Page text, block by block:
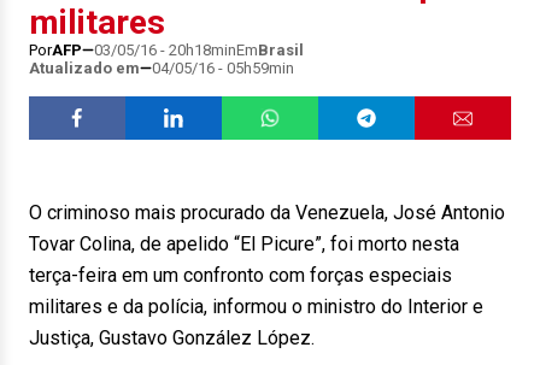
militares
PorAFP 03/05/16 - 20h18minEmBrasil
Atualizado em
04/05/16 - 05h59min
O criminoso mais procurado da Venezuela, José Antonio
Tovar Colina, de apelido “El Picure”, foi morto nesta
terça-feira em um confronto com forças especiais
militares e da polícia, informou o ministro do Interior e
Justiça, Gustavo González López.